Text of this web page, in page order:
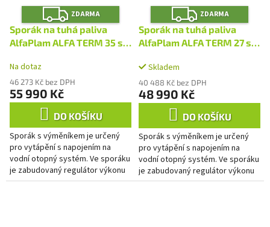
Z
D
A
R
M
ZDARMA
Sporák na tuhá paliva
AlfaPlam ALFA TERM 35 s
Na dotaz
46 273 Kč bez DPH
55 990 Kč
DO KOŠÍKU
Sporák s výměníkem je určený
pro vytápění s napojením na
vodní otopný systém. Ve sporáku
je zabudovaný regulátor výkonu
do topné soustavy. Regulace
Z
D
A
R
M
ZDARMA
Sporák na tuhá paliva
AlfaPlam ALFA TERM 27 s
Skladem
40 488 Kč bez DPH
48 990 Kč
DO KOŠÍKU
Sporák s výměníkem je určený
pro vytápění s napojením na
vodní otopný systém. Ve sporáku
je zabudovaný regulátor výkonu
do topné soustavy. Regulace